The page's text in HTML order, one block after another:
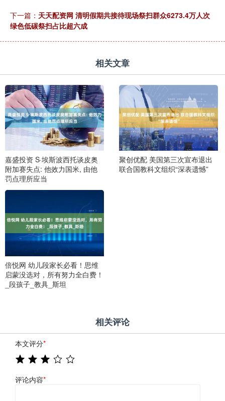
下一篇： 天天配资网 清明假期共接待现场祭扫群众6273.4万人次
绿色低碳祭扫占比超六成
相关文章
嘉盛投资 S·埃斯波西托谈皮奥
附加赛失点: 他效力国米, 由他
罚点理所应当
聚创优配 美国第三次宣布退出
联合国教科文组织“深表遗憾”
倍悦网 幼儿段家长必看！思维
启蒙没选对，所有努力全白费！
_段孩子_教具_斯坦
相关评论
本文评分*
评论内容*